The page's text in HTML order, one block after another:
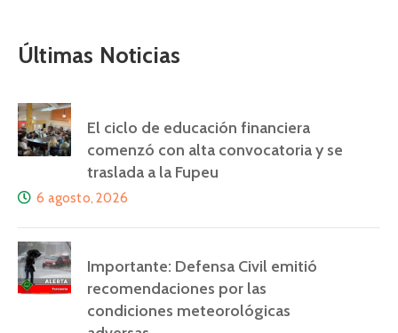
Últimas Noticias
El ciclo de educación financiera
comenzó con alta convocatoria y se
traslada a la Fupeu
6 agosto, 2026
Importante: Defensa Civil emitió
recomendaciones por las
condiciones meteorológicas